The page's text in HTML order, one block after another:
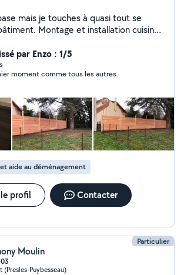
mais je touches à quasi tout se
Montage et installation cuisine,
par Enzo : 1/5
moment comme tous les autres.
aide au déménagement
profil Contacter
Particulier
Moulin
(Presles-Puybesseau)